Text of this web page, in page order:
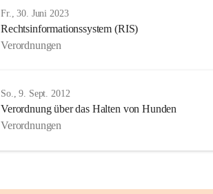
Fr., 30. Juni 2023
Rechtsinformationssystem (RIS)
Verordnungen
So., 9. Sept. 2012
Verordnung über das Halten von Hunden
Verordnungen